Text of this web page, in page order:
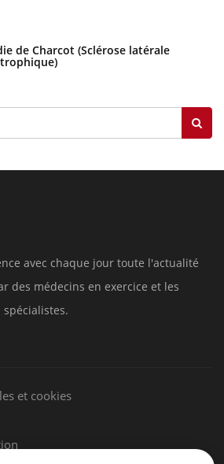
de Charcot (Sclérose latérale
avec chaque jour toute l'actualité
des médecins en exercice et les
et cookies